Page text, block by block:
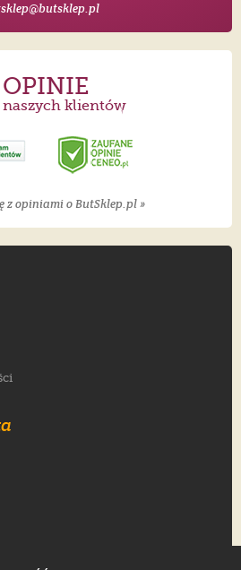
OPINIE
naszych klientów
z opiniami o ButSklep.pl »